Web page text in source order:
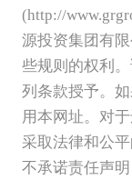
(http://
源投资集团有
些规则的权利
列条款授予。
用本网址。对
采取法律和公平
不承诺责任声明